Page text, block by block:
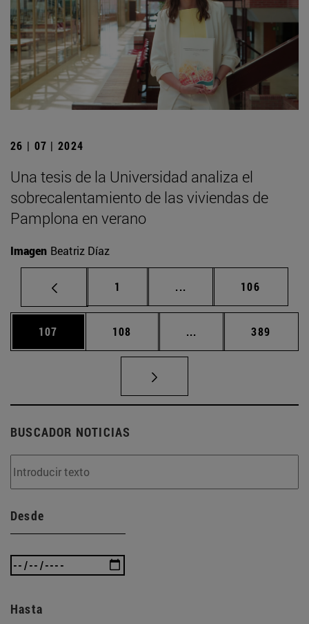
26 | 07 | 2024
Una tesis de la Universidad analiza el
sobrecalentamiento de las viviendas de
Pamplona en verano
Imagen Beatriz Díaz
Página
1 ... Páginas intermedias
Página
106
Página
107 Página
108 ... Páginas intermedias
Página
389
BUSCADOR NOTICIAS
Desde
Hasta